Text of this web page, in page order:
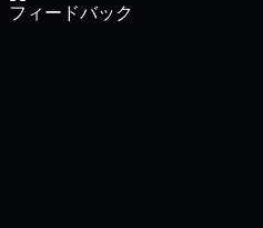
フィードバック